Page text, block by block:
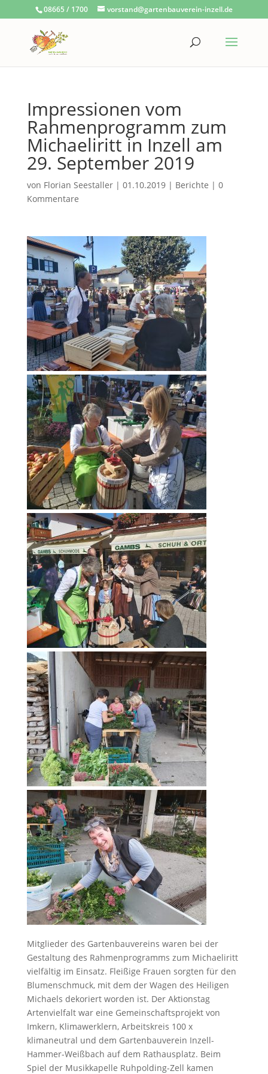
08665 / 1700 vorstand@gartenbauverein-inzell.de
Impressionen vom
Rahmenprogramm zum
Michaeliritt in Inzell am
29. September 2019
von Florian Seestaller| 01.10.2019| Berichte | 0
Kommentare
Mitglieder des Gartenbauvereins waren bei der
Gestaltung des Rahmenprogramms zum Michaeliritt
vielfältig im Einsatz. Fleißige Frauen sorgten für den
Blumenschmuck, mit dem der Wagen des Heiligen
Michaels dekoriert worden ist. Der Aktionstag
Artenvielfalt war eine Gemeinschaftsprojekt von
Imkern, Klimawerklern, Arbeitskreis 100 x
klimaneutral und dem Gartenbauverein Inzell-
Hammer-Weißbach auf dem Rathausplatz. Beim
Spiel der Musikkapelle Ruhpolding-Zell kamen